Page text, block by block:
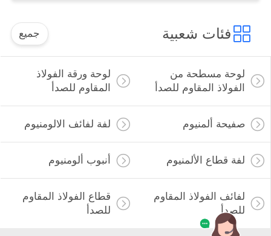
فئات شعبية جميع
لوحة مسطحة من
الفولاذ المقاوم للصدأ
لوحة ورقة الفولاذ
المقاوم للصدأ
صفيحة ألمنيوم لفة لفائف الالومنيوم
لفة قطاع الألمنيوم أنبوب ألومنيوم
لفائف الفولاذ المقاوم
للصدأ
قطاع الفولاذ المقاوم
للصدأ